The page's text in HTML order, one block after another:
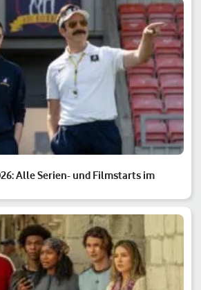
Alle Serien- und Filmstarts im